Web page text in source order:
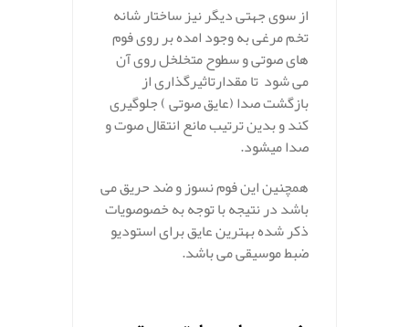
از سوی جهتی دیگر نیز ساختار شانه
تخم مرغی به وجود امده بر روی فوم
های صوتی و سطوح متخلخل روی آن
می‌ شود تا مقدارتاثیرگذاری از
بازگشت صدا (عایق صوتی ) جلوگیری
کند و بدین ترتیب مانع انتقال صوت و
صدا میشود.
همچنین این فوم نسوز و ضد حریق می
باشد در نتیجه با توجه به خصوصویات
ذکر شده بهترین عایق برای استودیو
ضبط موسیقی می باشد.